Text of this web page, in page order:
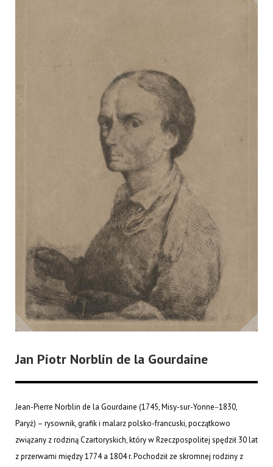
Jan Piotr Norblin de la Gourdaine
Jean-Pierre Norblin de la Gourdaine (1745, Misy-sur-Yonne‒1830,
Paryż) – rysownik, grafik i malarz polsko-francuski, początkowo
związany z rodziną Czartoryskich, który w Rzeczpospolitej spędził 30 lat
z przerwami między 1774 a 1804 r. Pochodził ze skromnej rodziny z